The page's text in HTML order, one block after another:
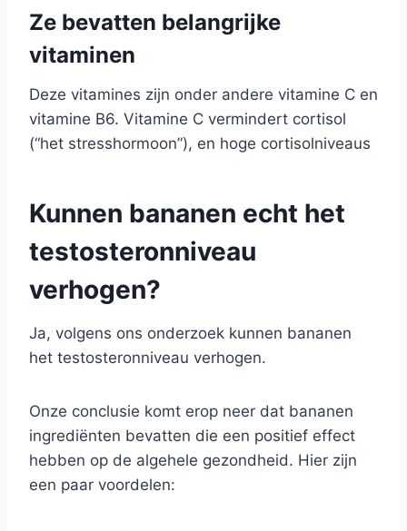
Ze bevatten belangrijke
vitaminen
Deze vitamines zijn onder andere vitamine C en
vitamine B6. Vitamine C vermindert cortisol
(“het stresshormoon”), en hoge cortisolniveaus
Kunnen bananen echt het
testosteronniveau
verhogen?
Ja, volgens ons onderzoek kunnen bananen
het testosteronniveau verhogen.
Onze conclusie komt erop neer dat bananen
ingrediënten bevatten die een positief effect
hebben op de algehele gezondheid. Hier zijn
een paar voordelen: